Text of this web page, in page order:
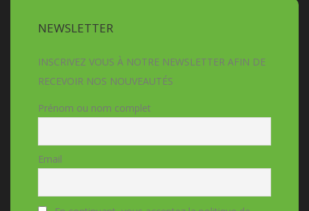
NEWSLETTER
INSCRIVEZ VOUS À NOTRE NEWSLETTER AFIN DE
RECEVOIR NOS NOUVEAUTÉS
Prénom ou nom complet
Email